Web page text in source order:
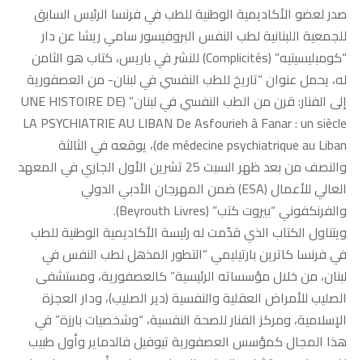
صدر لعضو الأكاديمية الوطنية للطب في فرنسا الرئيس السابق
للجمعية اللبنانية لطب النفس البروفيسور سامي ريشا عن دار
“كومبليسيتيه” (Complicités) للنشر في باريس، كتاب هو الثامن
له، يحمل عنوان “تاريخ للطب النفسي في لبنان- من العصفورية
إلى الفنار: قرن من الطب النفسي في لبنان” (UNE HISTOIRE DE
LA PSYCHIATRIE AU LIBAN De Asfourieh à Fanar : un siècle
de médecine psychiatrique au Liban)، يوقعه في الثالثة
والنصف من بعد ظهر السبت 25 تشرين الأول الجاري في المعهد
العالي للأعمال (ESA) ضمن المهرجان الأدبي الدولي
والفرنكفوني “بيروت كتب” (Beyrouth Livres).
ويتناول الكتاب الذي قدّمت له رئيسة الأكاديمية الوطنية للطب
في فرنسا كاترين بارتيليمي “التطور المذهل لطب النفس في
لبنان، من خلال مؤسساته الرئيسية” كالعصفورية، ومستشفى
الصليب للأمراض العقلية والنفسية (دير الصليب)، ودار العجزة
الإسلامية، ومركز الفنار للصحة النفسية، “وشخصيات بارزة” في
هذا المجال كمؤسس العصفورية تيوفيل فالدماير وأول طبيب